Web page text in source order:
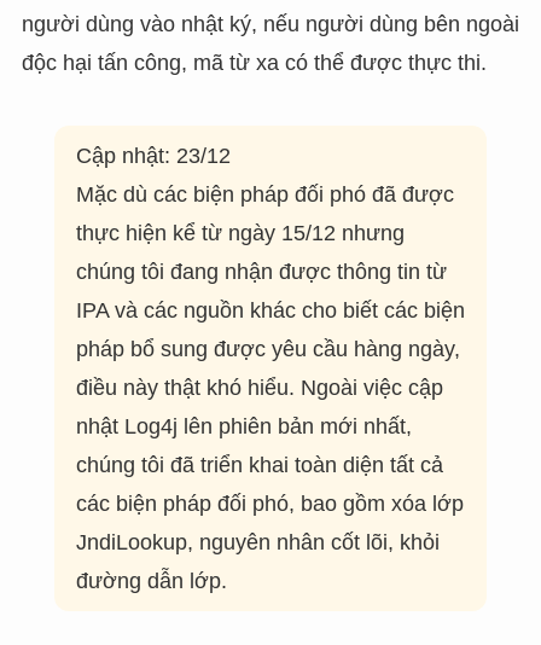
người dùng vào nhật ký, nếu người dùng bên ngoài
độc hại tấn công, mã từ xa có thể được thực thi.
Cập nhật: 23/12
Mặc dù các biện pháp đối phó đã được
thực hiện kể từ ngày 15/12 nhưng
chúng tôi đang nhận được thông tin từ
IPA và các nguồn khác cho biết các biện
pháp bổ sung được yêu cầu hàng ngày,
điều này thật khó hiểu. Ngoài việc cập
nhật Log4j lên phiên bản mới nhất,
chúng tôi đã triển khai toàn diện tất cả
các biện pháp đối phó, bao gồm xóa lớp
JndiLookup, nguyên nhân cốt lõi, khỏi
đường dẫn lớp.